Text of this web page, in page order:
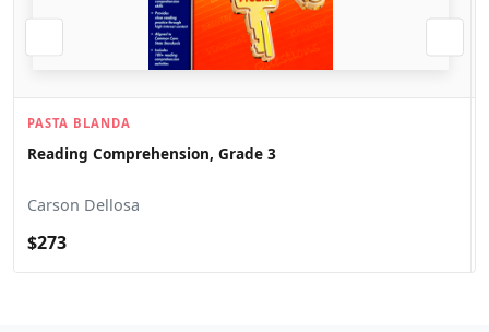
PASTA BLANDA
Reading Comprehension, Grade 3
Carson Dellosa
$273